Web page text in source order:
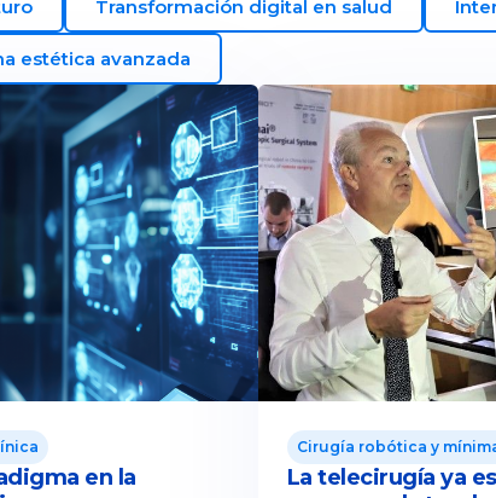
Transformación digital en salud
estética avanzada
en la
Cirugía robótica y
La telecirugía ya